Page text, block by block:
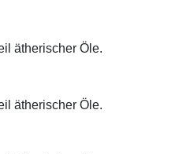
ätherischer Öle.
ätherischer Öle.